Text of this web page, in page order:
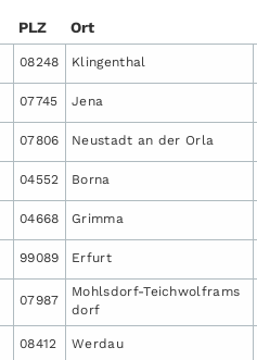
PLZ Ort
08248 Klingenthal
07745 Jena
07806 Neustadt an der Orla
04552 Borna
04668 Grimma
99089 Erfurt
07987
Mohlsdorf-Teichwolframs
dorf
08412 Werdau